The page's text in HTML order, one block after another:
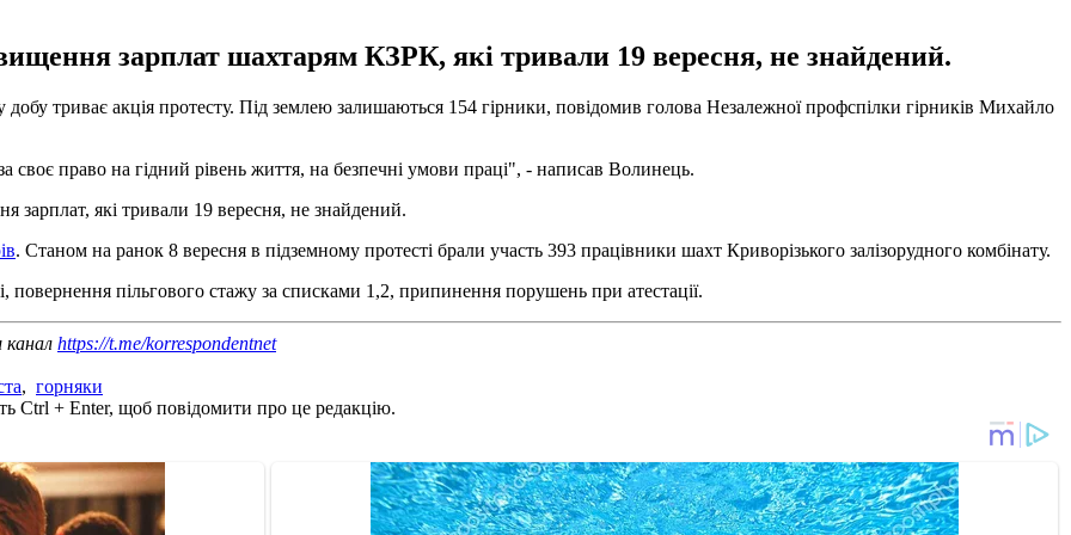
зарплат шахтарям КЗРК, які тривали 19 вересня, не знайдений.
добу триває акція протесту. Під землею залишаються 154 гірники, повідомив голова Незалежної профспілки гірників Михайло
право на гідний рівень життя, на безпечні умови праці", - написав Волинець.
зарплат, які тривали 19 вересня, не знайдений.
. Станом на ранок 8 вересня в підземному протесті брали участь 393 працівники шахт Криворізького залізорудного комбінату.
повернення пільгового стажу за списками 1,2, припинення порушень при атестації.
канал https://t.me/korrespondentnet
, горняки
Ctrl + Enter, щоб повідомити про це редакцію.